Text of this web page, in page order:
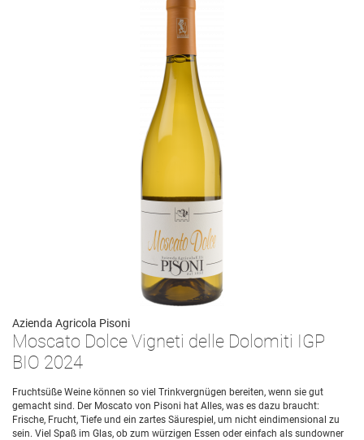
Azienda Agricola Pisoni
Moscato Dolce Vigneti delle Dolomiti IGP
BIO 2024
Fruchtsüße Weine können so viel Trinkvergnügen bereiten, wenn sie gut
gemacht sind. Der Moscato von Pisoni hat Alles, was es dazu braucht:
Frische, Frucht, Tiefe und ein zartes Säurespiel, um nicht eindimensional zu
sein. Viel Spaß im Glas, ob zum würzigen Essen oder einfach als sundowner